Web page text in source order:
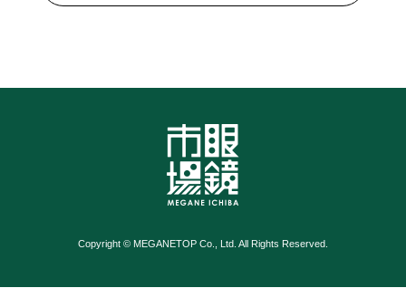
Copyright © MEGANETOP Co., Ltd. All Rights Reserved.